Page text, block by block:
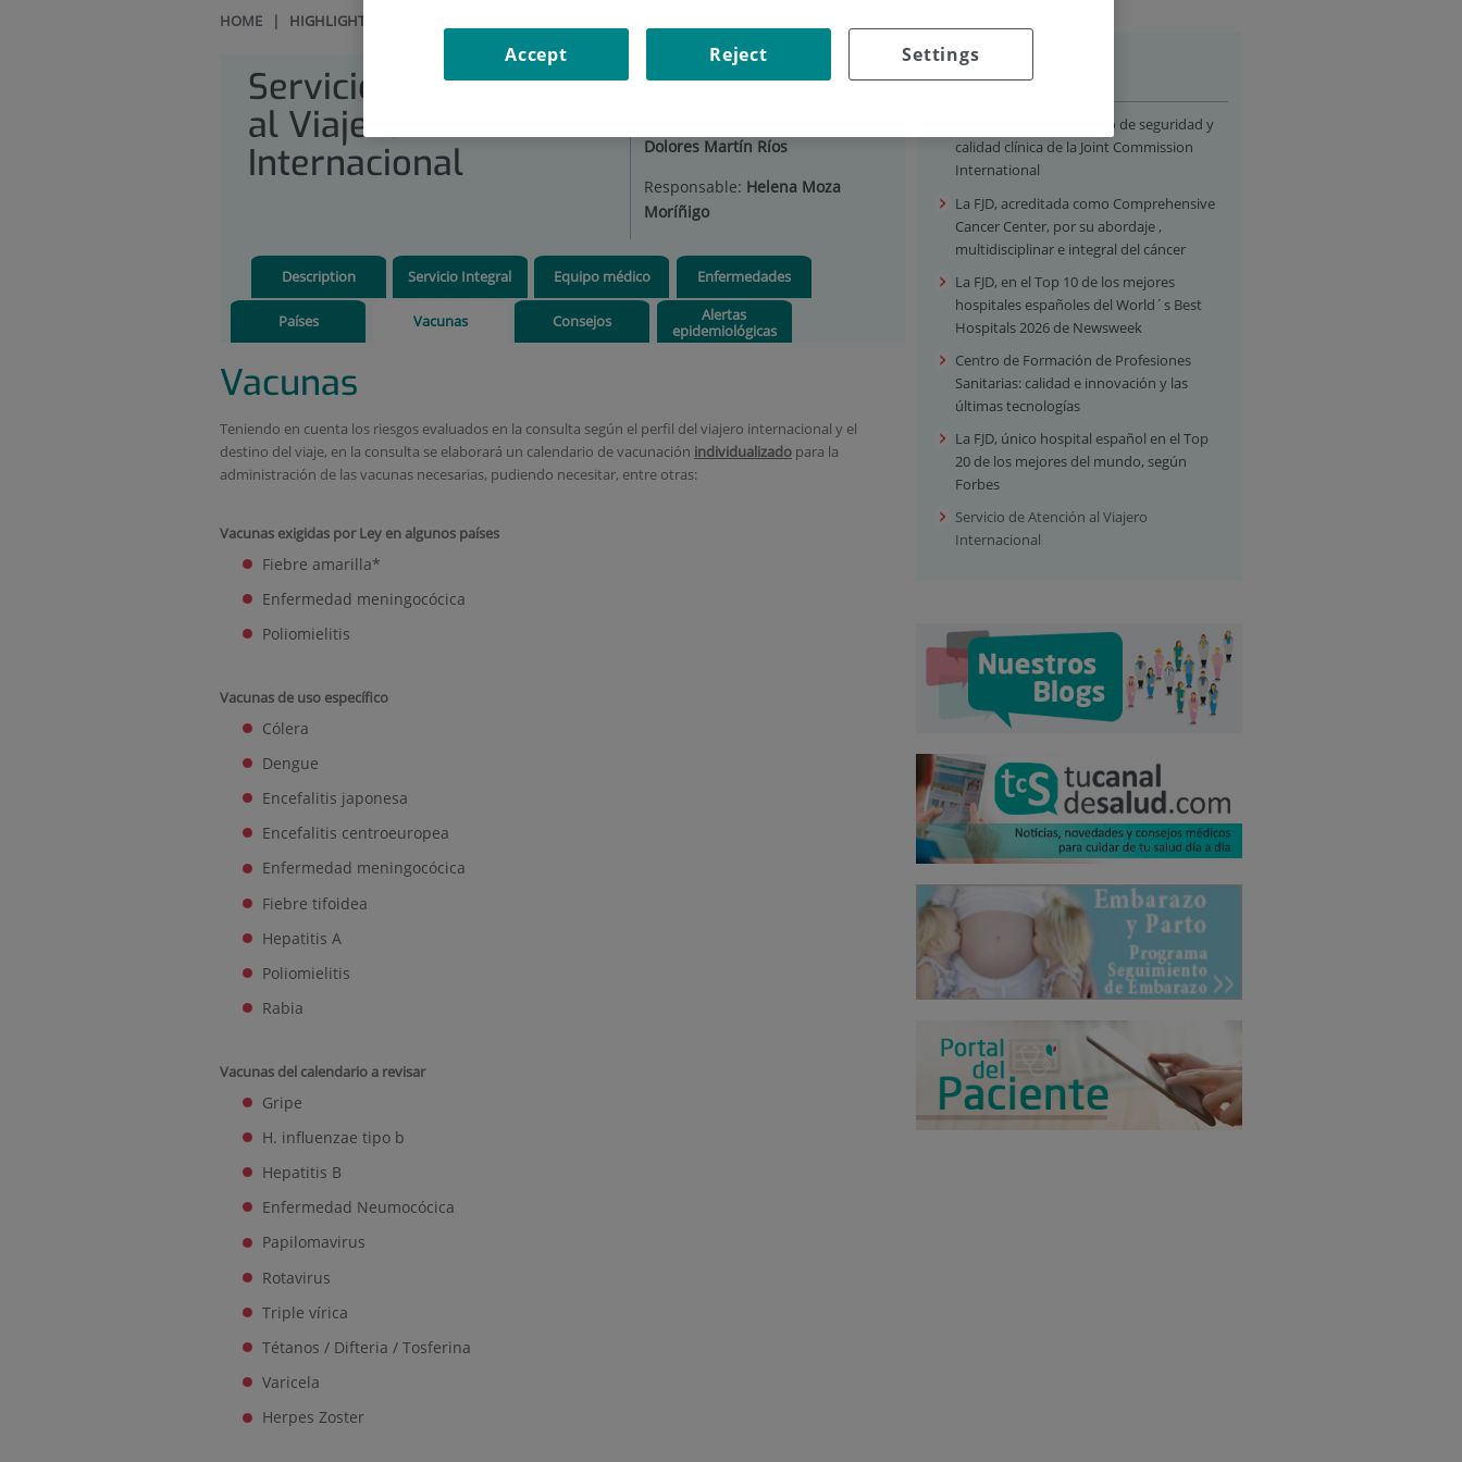
HOME | HIGHLIGHTS
Servicio de Atención
al Viajero
Internacional
Situación:3ª planta
Dolores Martín Ríos
Responsable: Helena Moza
Moríñigo
Description Servicio Integral Equipo médico Enfermedades
Países Vacunas Consejos
Alertas
epidemiológicas
Vacunas
Teniendo en cuenta los riesgos evaluados en la consulta según el perfil del viajero internacional y el
destino del viaje, en la consulta se elaborará un calendario de vacunación individualizado para la
administración de las vacunas necesarias, pudiendo necesitar, entre otras:
Vacunas exigidas por Ley en algunos países
Fiebre amarilla*
Enfermedad meningocócica
Poliomielitis
Vacunas de uso específico
Cólera
Dengue
Encefalitis japonesa
Encefalitis centroeuropea
Enfermedad meningocócica
Fiebre tifoidea
Hepatitis A
Poliomielitis
Rabia
Vacunas del calendario a revisar
Gripe
H. influenzae tipo b
Hepatitis B
Enfermedad Neumocócica
Papilomavirus
Rotavirus
Triple vírica
Tétanos / Difteria / Tosferina
Varicela
Herpes Zoster
Highlights
La FJD cuenta con el sello de seguridad y
calidad clínica de la Joint Commission
International
La FJD, acreditada como Comprehensive
Cancer Center, por su abordaje ,
multidisciplinar e integral del cáncer
La FJD, en el Top 10 de los mejores
hospitales españoles del World´s Best
Hospitals 2026 de Newsweek
Centro de Formación de Profesiones
Sanitarias: calidad e innovación y las
últimas tecnologías
La FJD, único hospital español en el Top
20 de los mejores del mundo, según
Forbes
Servicio de Atención al Viajero
Internacional
Settings
Reject
Accept